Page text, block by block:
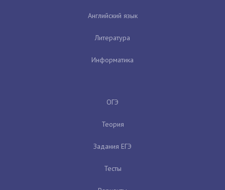
Английский язык
Литература
Информатика
ОГЭ
Теория
Задания ЕГЭ
Тесты